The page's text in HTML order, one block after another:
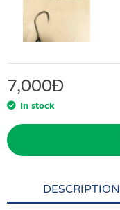
7,000Đ
In stock
DESCRIPTION